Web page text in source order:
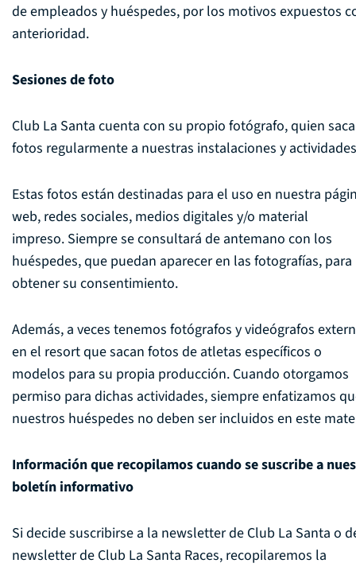
de empleados y huéspedes, por los motivos expuestos
anterioridad.
Sesiones de foto
Club La Santa cuenta con su propio fotógrafo, quien saca
fotos regularmente a nuestras instalaciones y
Estas fotos están destinadas para el uso en nuestra
web, redes sociales, medios digitales y/o material
impreso. Siempre se consultará de antemano con los
huéspedes, que puedan aparecer en las fotografías, para
obtener su consentimiento.
Además, a veces tenemos fotógrafos y videógrafos
en el resort que sacan fotos de atletas específicos o
modelos para su propia producción. Cuando otorgamos
permiso para dichas actividades, siempre enfatizamos
nuestros huéspedes no deben ser incluidos en este
Información que recopilamos cuando se suscribe a
boletín informativo
Si decide suscribirse a la newsletter de Club La Santa o
newsletter de Club La Santa Races, recopilaremos la